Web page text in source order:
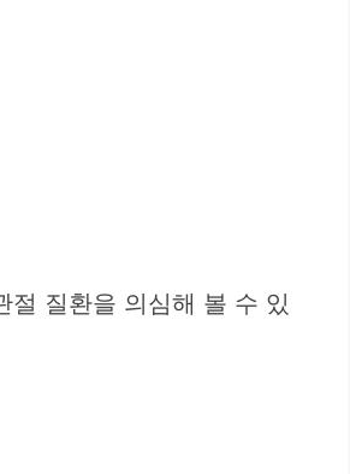
질환을 의심해 볼 수 있